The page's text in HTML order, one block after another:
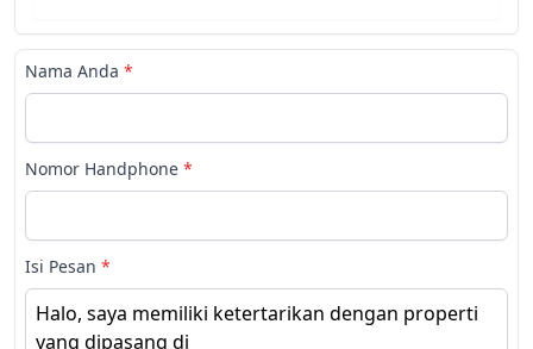
Nama Anda *
Nomor Handphone *
Isi Pesan *